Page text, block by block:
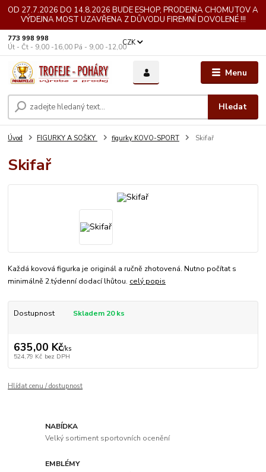
OD 27.7.2026 DO 14.8.2026 BUDE ESHOP, PRODEJNA CHOMUTOV A
VÝDEJNA MOST UZAVŘENA Z DŮVODU FIREMNÍ DOVOLENÉ !!!
Menu
CZK
Hledat
773 998 998
Út - Čt - 9,00 -16,00 Pá - 9,00 -12,00
Úvod FIGURKY A SOŠKY figurky KOVO-SPORT Skifař
Skifař
Každá kovová figurka je originál a ručně zhotovená. Nutno počítat s
minimálně 2.týdenní dodací lhůtou. celý popis
Dostupnost Skladem 20 ks
635,00 Kč/ks
524,79 Kč bez DPH
Hlídat cenu / dostupnost
NABÍDKA
Velký sortiment sportovních ocenění
EMBLÉMY